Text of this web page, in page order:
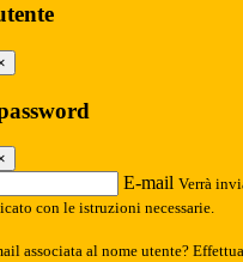
E-mail Verrà
con le istruzioni necessarie.
associata al nome utente?